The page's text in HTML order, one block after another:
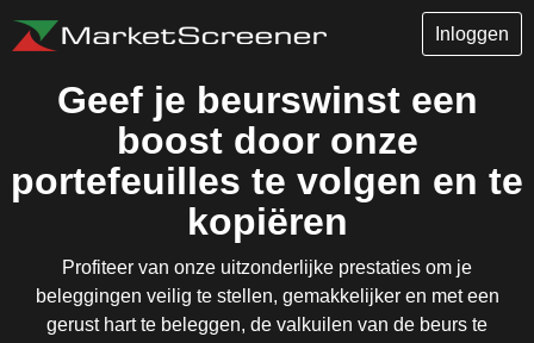
Inloggen
Geef je beurswinst een
boost door onze
portefeuilles te volgen en te
kopiëren
Profiteer van onze uitzonderlijke prestaties om je
beleggingen veilig te stellen, gemakkelijker en met een
gerust hart te beleggen, de valkuilen van de beurs te